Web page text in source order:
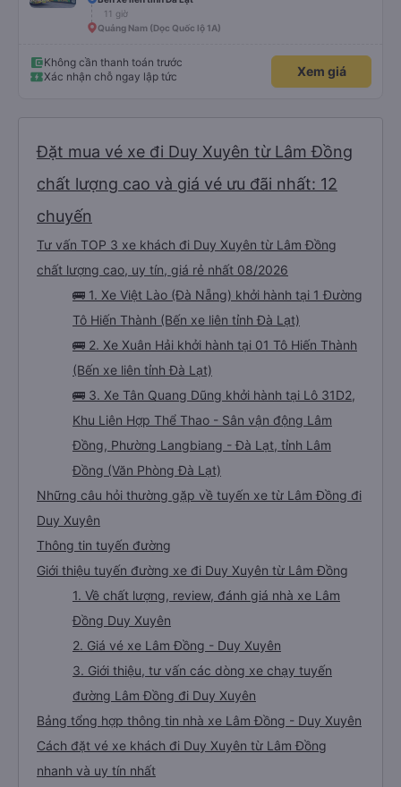
11 giờ
Quảng Nam (Dọc Quốc lộ 1A)
Không cần thanh toán trước
Xác nhận chỗ ngay lập tức
Xem giá
Đặt mua vé xe đi Duy Xuyên từ Lâm Đồng
chất lượng cao và giá vé ưu đãi nhất: 12
chuyến
Tư vấn TOP 3 xe khách đi Duy Xuyên từ Lâm Đồng
chất lượng cao, uy tín, giá rẻ nhất 08/2026
🚌 1. Xe Việt Lào (Đà Nẵng) khởi hành tại 1 Đường
Tô Hiến Thành (Bến xe liên tỉnh Đà Lạt)
🚌 2. Xe Xuân Hải khởi hành tại 01 Tô Hiến Thành
(Bến xe liên tỉnh Đà Lạt)
🚌 3. Xe Tân Quang Dũng khởi hành tại Lô 31D2,
Khu Liên Hợp Thể Thao - Sân vận động Lâm
Đồng, Phường Langbiang - Đà Lạt, tỉnh Lâm
Đồng (Văn Phòng Đà Lạt)
Những câu hỏi thường gặp về tuyến xe từ Lâm Đồng đi
Duy Xuyên
Thông tin tuyến đường
Giới thiệu tuyến đường xe đi Duy Xuyên từ Lâm Đồng
1. Về chất lượng, review, đánh giá nhà xe Lâm
Đồng Duy Xuyên
2. Giá vé xe Lâm Đồng - Duy Xuyên
3. Giới thiệu, tư vấn các dòng xe chạy tuyến
đường Lâm Đồng đi Duy Xuyên
Bảng tổng hợp thông tin nhà xe Lâm Đồng - Duy Xuyên
Cách đặt vé xe khách đi Duy Xuyên từ Lâm Đồng
nhanh và uy tín nhất